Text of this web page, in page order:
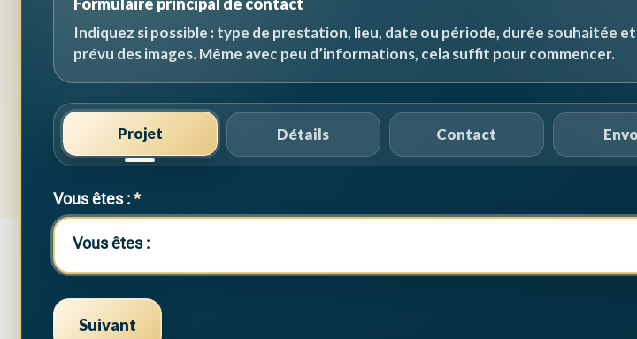
Indiquez si possible : type de prestation, lieu, date ou période, durée souhaitée et
prévu des images. Même avec peu d’informations, cela suffit pour commencer.
Projet Détails Contact
Vous êtes :*
Vous êtes :
Suivant